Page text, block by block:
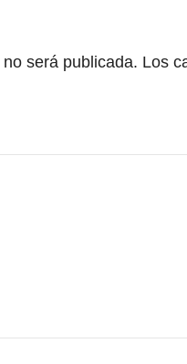
será publicada. Los